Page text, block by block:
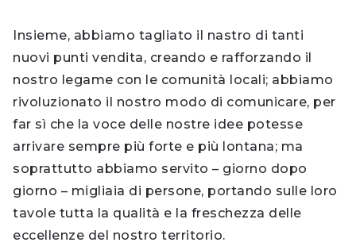
Insieme, abbiamo tagliato il nastro di tanti
nuovi punti vendita, creando e rafforzando il
nostro legame con le comunità locali; abbiamo
rivoluzionato il nostro modo di comunicare, per
far sì che la voce delle nostre idee potesse
arrivare sempre più forte e più lontana; ma
soprattutto abbiamo servito – giorno dopo
giorno – migliaia di persone, portando sulle loro
tavole tutta la qualità e la freschezza delle
eccellenze del nostro territorio.